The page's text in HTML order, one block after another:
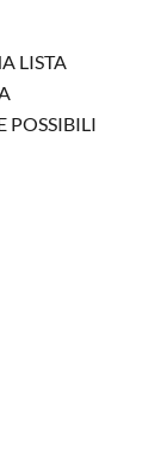
LISTA
POSSIBILI